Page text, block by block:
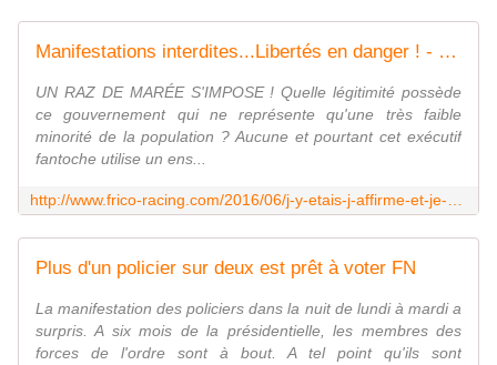
Manifestations interdites...Libertés en danger ! - frico-racing-passion moto
UN RAZ DE MARÉE S'IMPOSE ! Quelle légitimité possède
ce gouvernement qui ne représente qu'une très faible
minorité de la population ? Aucune et pourtant cet exécutif
fantoche utilise un ens...
Plus d'un policier sur deux est prêt à voter FN
La manifestation des policiers dans la nuit de lundi à mardi a
surpris. A six mois de la présidentielle, les membres des
forces de l'ordre sont à bout. A tel point qu'ils sont